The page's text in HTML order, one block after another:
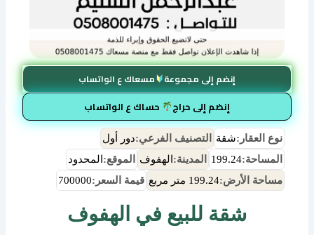
إنضم إلى مجموعة مسعاك ع الواتساب
إنضم إلى حراج حساك ع الواتساب
نوع العقار:شقة التصنيف الفرعي:دور أول
المساحة:199.24 المدينة: الهفوف الموقع: المحدود
مساحة الأرض:199.24 متر مربع قيمة السعر:700000
شقة للبيع في الهفوف